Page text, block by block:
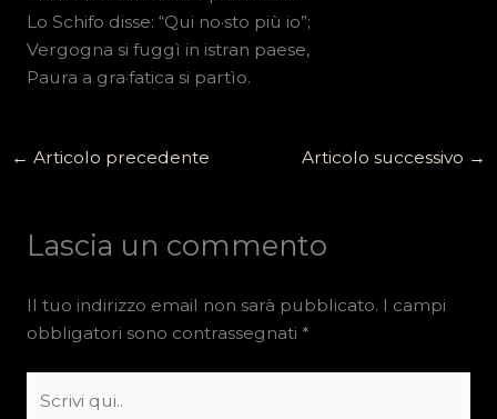
Lo Schifo disse: “Qui no·sto più io”;
Vergogna si fuggì in istran paese,
Paura a gra·fatica si partìo.
← Articolo precedente Articolo successivo →
Lascia un commento
Il tuo indirizzo email non sarà pubblicato. I campi
obbligatori sono contrassegnati *
qui..